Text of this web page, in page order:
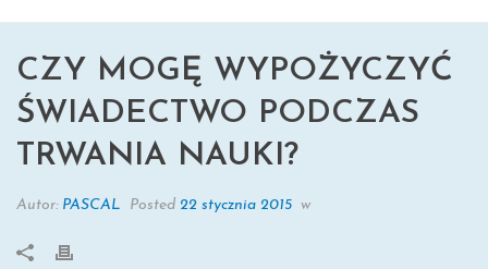
CZY MOGĘ WYPOŻYCZYĆ
ŚWIADECTWO PODCZAS
TRWANIA NAUKI?
Autor: PASCAL Posted 22 stycznia 2015 w